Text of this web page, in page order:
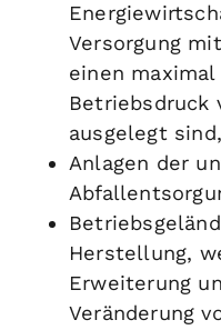
Versorgung
einen
Betriebsdruck
ausgelegt sind,
Anlagen der
Herstellung,
Erweiterung
Veränderung